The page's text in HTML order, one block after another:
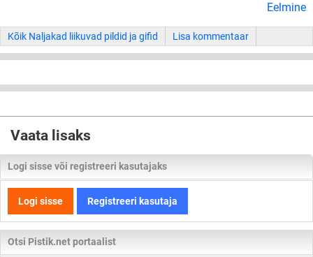
Eelmine
Kõik Naljakad liikuvad pildid ja gifid Lisa kommentaar
Vaata lisaks
Logi sisse või registreeri kasutajaks
Logi sisse Registreeri kasutaja
Otsi Pistik.net portaalist